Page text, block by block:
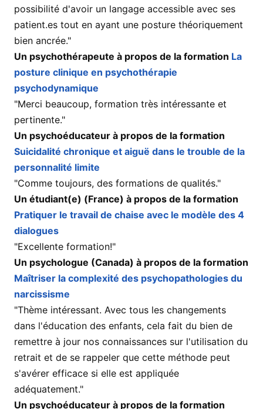
possibilité d'avoir un langage accessible avec ses
patient.es tout en ayant une posture théoriquement
bien ancrée."
Un psychothérapeute à propos de la formation La
posture clinique en psychothérapie
psychodynamique
"Merci beaucoup, formation très intéressante et
pertinente."
Un psychoéducateur à propos de la formation
Suicidalité chronique et aiguë dans le trouble de la
personnalité limite
"Comme toujours, des formations de qualités."
Un étudiant(e) (France) à propos de la formation
Pratiquer le travail de chaise avec le modèle des 4
dialogues
"Excellente formation!"
Un psychologue (Canada) à propos de la formation
Maîtriser la complexité des psychopathologies du
narcissisme
"Thème intéressant. Avec tous les changements
dans l'éducation des enfants, cela fait du bien de
remettre à jour nos connaissances sur l'utilisation du
retrait et de se rappeler que cette méthode peut
s'avérer efficace si elle est appliquée
adéquatement."
Un psychoéducateur à propos de la formation